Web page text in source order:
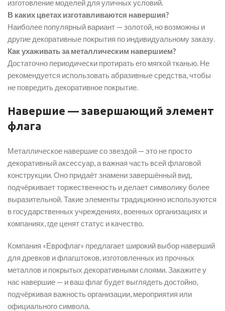
изготовление моделей для уличных условий.
В каких цветах изготавливаются навершия?
Наиболее популярный вариант — золотой, но возможны и
другие декоративные покрытия по индивидуальному заказу.
Как ухаживать за металлическим навершием?
Достаточно периодически протирать его мягкой тканью. Не
рекомендуется использовать абразивные средства, чтобы
не повредить декоративное покрытие.
Навершие — завершающий элемент
флага
Металлическое навершие со звездой — это не просто
декоративный аксессуар, а важная часть всей флаговой
конструкции. Оно придаёт знамени завершённый вид,
подчёркивает торжественность и делает символику более
выразительной. Такие элементы традиционно используются
в государственных учреждениях, военных организациях и
компаниях, где ценят статус и качество.
Компания «Еврофлаг» предлагает широкий выбор наверший
для древков и флагштоков, изготовленных из прочных
металлов и покрытых декоративными слоями. Закажите у
нас навершие — и ваш флаг будет выглядеть достойно,
подчёркивая важность организации, мероприятия или
официального символа.